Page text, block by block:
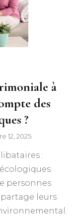
à
des
?
12, 2025
:
personnes
leurs